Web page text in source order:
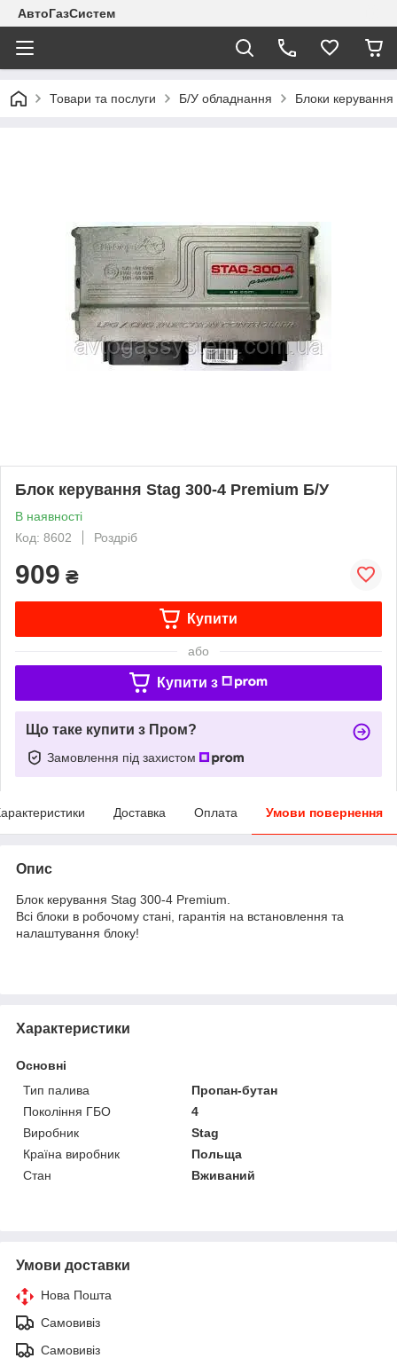
АвтоГазСистем
Товари та послуги Б/У обладнання Блоки
Блок керування Stag 300-4 Premium Б/У
В наявності
Код: 8602
Роздріб
909 ₴
Купити
або
Купити з
Що таке купити з Пром?
Замовлення під захистом
Доставка Оплата Умови повернення
Опис
Блок керування Stag 300-4 Premium.
Всі блоки в робочому стані, гарантія на встановлення та
налаштування блоку!
Характеристики
Основні
Тип палива
Пропан-бутан
Покоління ГБО
4
Виробник
Stag
Країна виробник
Польща
Стан
Вживаний
Умови доставки
Нова Пошта
Самовивіз
Самовивіз